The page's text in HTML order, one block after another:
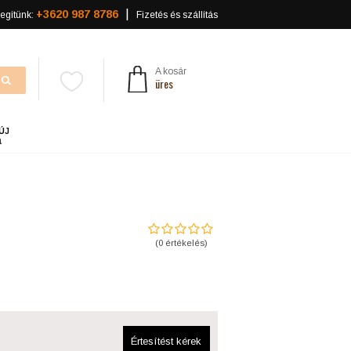
+3620 987 8786 Fizetés és szállítás
A kosár
üres
(0értékelés)
Értesítést kérek